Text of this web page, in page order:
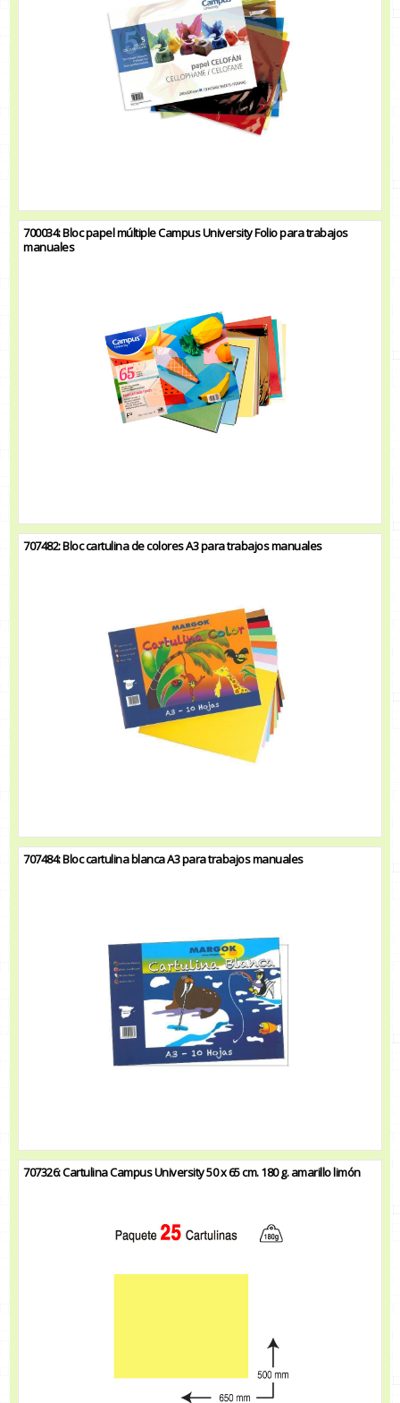
700034: Bloc papel múltiple Campus University Folio para trabajos
manuales
707482: Bloc cartulina de colores A3 para trabajos manuales
707484: Bloc cartulina blanca A3 para trabajos manuales
707326: Cartulina Campus University 50 x 65 cm. 180 g. amarillo limón